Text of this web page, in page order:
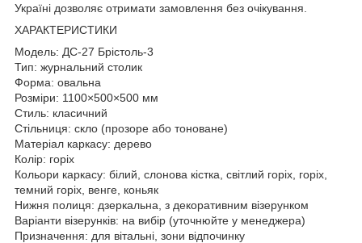
Україні дозволяє отримати замовлення без очікування.
ХАРАКТЕРИСТИКИ
Модель: ДС-27 Брістоль-3
Тип: журнальний столик
Форма: овальна
Розміри: 1100×500×500 мм
Стиль: класичний
Стільниця: скло (прозоре або тоноване)
Матеріал каркасу: дерево
Колір: горіх
Кольори каркасу: білий, слонова кістка, світлий горіх, горіх,
темний горіх, венге, коньяк
Нижня полиця: дзеркальна, з декоративним візерунком
Варіанти візерунків: на вибір (уточнюйте у менеджера)
Призначення: для вітальні, зони відпочинку